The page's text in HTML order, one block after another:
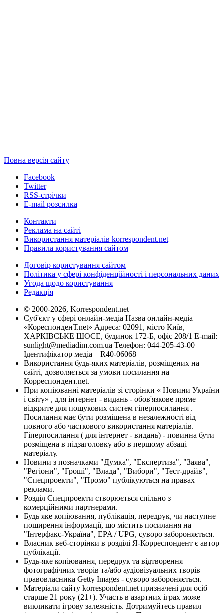
Повна версія сайту
Facebook
Twitter
RSS-стрічки
E-mail розсилка
Контакти
Реклама на сайті
Використання матеріалів korrespondent.net
Правила користування сайтом
Договір користування сайтом
Політика у сфері конфіденційності і персональних даних
Угода щодо користування
Редакція
© 2000-2026, Korrespondent.net
Суб'єкт у сфері онлайн-медіа Назва онлайн-медіа –
«КореспонденТ.net» Адреса: 02091, місто Київ,
ХАРКІВСЬКЕ ШОСЕ, будинок 172-Б, офіс 208/1 E-mail:
sunlight@mediadim.com.ua Телефон: 044-205-43-00
Ідентифікатор медіа – R40-06068
Використання будь-яких матеріалів, розміщених на
сайті, дозволяється за умови посилання на
Корреспондент.net.
При копіюванні матеріалів зі сторінки « Новини України
і світу» , для інтернет - видань - обов'язкове пряме
відкрите для пошукових систем гіперпосилання .
Посилання має бути розміщена в незалежності від
повного або часткового використання матеріалів.
Гіперпосилання ( для інтернет - видань) - повинна бути
розміщена в підзаголовку або в першому абзаці
матеріалу.
Новини з позначками "Думка", "Експертиза", "Заява",
"Регіони", "Гроші", "Влада", "Вибори", "Тест-драйв",
"Спецпроекти", "Промо" публікуються на правах
реклами.
Розділ Спецпроекти створюється спільно з
комерційними партнерами.
Будь яке копіювання, публікація, передрук, чи наступне
поширення інформації, що містить посилання на
"Інтерфакс-Україна", EPA / UPG, суворо забороняється.
Власник веб-сторінки в розділі Я-Корреспондент є автор
публікації.
Будь-яке копіювання, передрук та відтворення
фотографічних творів та/або аудіовізуальних творів
правовласника Getty Images - суворо забороняється.
Матеріали сайту korrespondent.net призначені для осіб
старше 21 року (21+). Участь в азартних іграх може
викликати ігрову залежність. Дотримуйтесь правил